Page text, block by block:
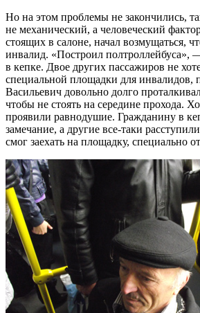
Но на этом проблемы не закончились,
не механический, а человеческий
стоящих в салоне, начал возмущаться,
инвалид. «Построил полтроллейбуса»,
в кепке. Двое других пассажиров не
специальной площадки для инвалидов,
Васильевич довольно долго
чтобы не стоять на середине прохода.
проявили равнодушие. Гражданину в
замечание, а другие все-таки
смог заехать на площадку, специально